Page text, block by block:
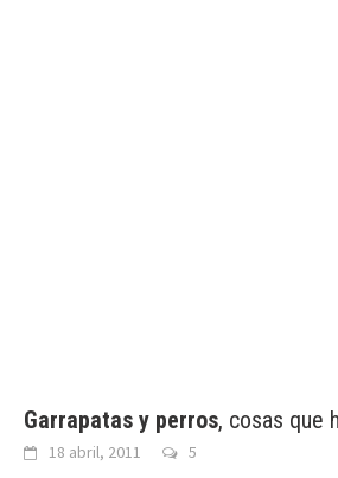
Garrapatas y perros, cosas que
18 abril, 2011 5